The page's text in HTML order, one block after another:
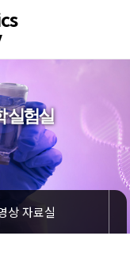
실험실
상 자료실